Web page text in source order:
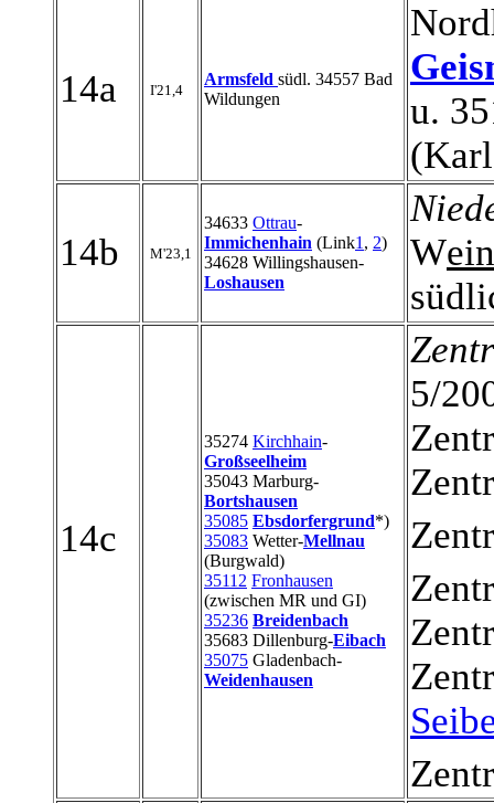
14a I'21,4
Armsfeld südl. 34557 Bad
Wildungen
u.
14b M'23,1
34633 Ottrau-
Immichenhain (Link1 , 2)
34628 Willingshausen-
Loshausen
W
14c
35274 Kirchhain-
Großseelheim
35043 Marburg-
Bortshausen
35085 Ebsdorfergrund*)
35083 Wetter-Mellnau
(Burgwald)
35112 Fronhausen
(zwischen MR und GI)
35236 Breidenbach
35683 Dillenburg-Eibach
35075 Gladenbach-
Weidenhausen
5/